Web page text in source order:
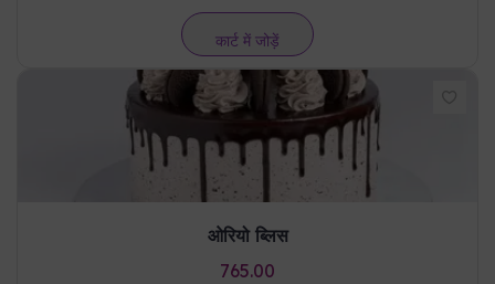
कार्ट में जोड़ें
ओरियो ब्लिस
765.00